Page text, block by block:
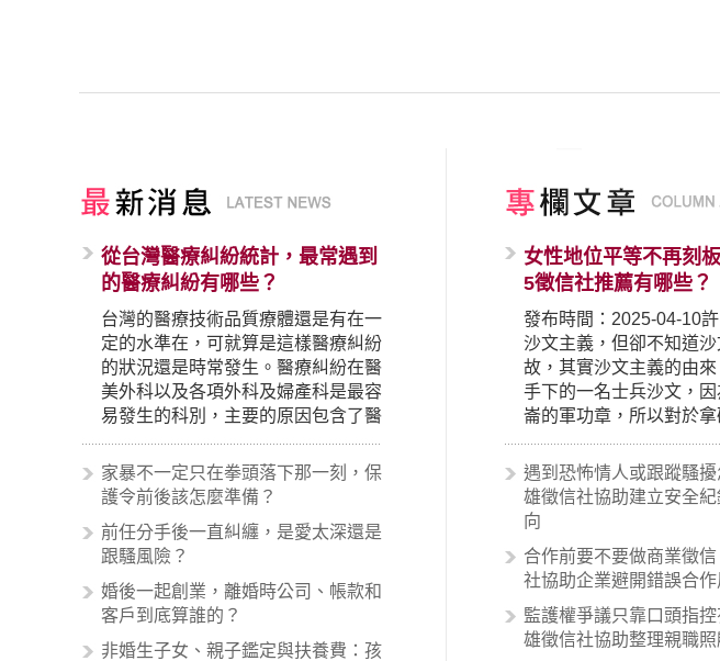
從台灣醫療糾紛統計，最常遇到
的醫療糾紛有哪些？
台灣的醫療技術品質療體還是有在一
定的水準在，可就算是這樣醫療糾紛
的狀況還是時常發生。醫療糾紛在醫
美外科以及各項外科及婦產科是最容
易發生的科別，主要的原因包含了醫
生未盡告知義務、醫療處置疏失、手
術疏失、術後照顧失當、醫療費用的
收取。雖然醫學進步，但醫生與病患
案例中最後都走向訴訟流程，我們如
果不幸遇到相關醫療糾紛時究竟該怎
麼處理呢？醫療糾紛相關的內容其實
非常多，有些案例…
家暴不一定只在拳頭落下那一刻，保
護令前後該怎麼準備？
前任分手後一直糾纏，是愛太深還是
跟騷風險？
婚後一起創業，離婚時公司、帳款和
客戶到底算誰的？
非婚生子女、親子鑑定與扶養費：孩
女性地位平等不再刻
5徵信社推薦有哪些？
發布時間：2025-04-10
沙文主義，但卻不知道
故，其實沙文主義的由
手下的一名士兵沙文，
崙的軍功章，所以對於
事蹟和政策產生狂熱崇
的狀況，所以沙文主義
暗指偏見和歧視，而且
向的人，通常對於自己的
國家的人，所以沙文主
在種族歧視的說法，甚至
性沙文…
遇到恐怖情人或跟蹤騷
雄徵信社協助建立安全
向
合作前要不要做商業徵
社協助企業避開錯誤合
監護權爭議只靠口頭指
雄徵信社協助整理親職